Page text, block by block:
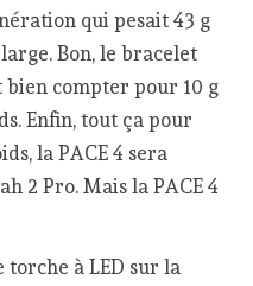
qui pesait 43 g
Bon, le bracelet
compter pour 10 g
Enfin, tout ça pour
la PACE 4 sera
2 Pro. Mais la PACE 4
à LED sur la